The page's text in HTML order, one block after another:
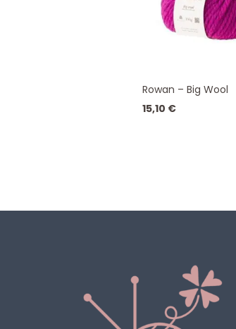
Rowan – Big Wool
15,10 €